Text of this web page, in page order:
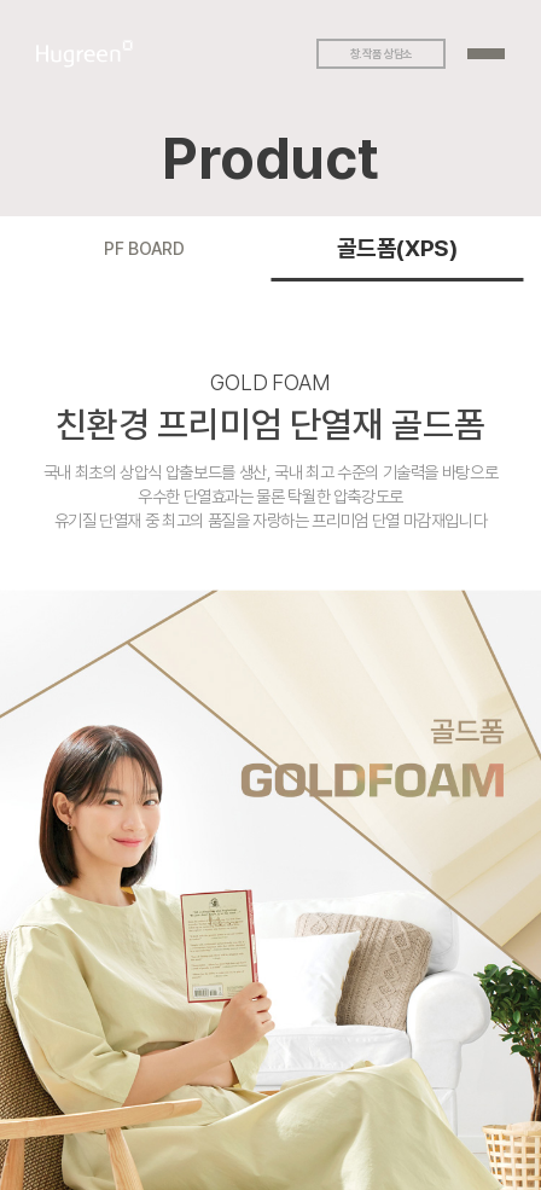
창.작품 상담소
Product
PF BOARD 골드폼(XPS)
GOLD FOAM
친환경 프리미엄 단열재 골드폼
국내 최초의 상압식 압출보드를 생산, 국내 최고 수준의 기술력을 바탕으로
우수한 단열효과는 물론 탁월한 압축강도로
유기질 단열재 중 최고의 품질을 자랑하는 프리미엄 단열 마감재입니다